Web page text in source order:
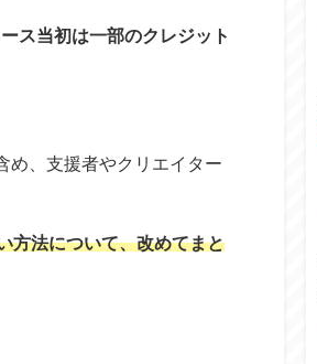
ース当初は一部のクレジット
め、支援者やクリエイター
方法について、改めてまと